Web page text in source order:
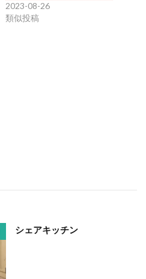
2023-08-26
類似投稿
シェアキッチン